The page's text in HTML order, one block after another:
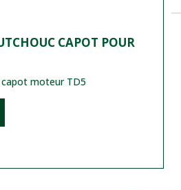
CAPOT POUR
moteur TD5